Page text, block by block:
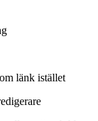
länk istället